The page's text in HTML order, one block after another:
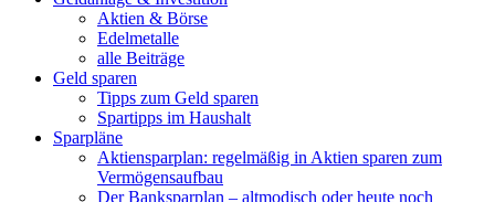
Aktien & Börse
Edelmetalle
alle Beiträge
Geld sparen
Tipps zum Geld sparen
Spartipps im Haushalt
Sparpläne
Aktiensparplan: regelmäßig in Aktien sparen zum
Vermögensaufbau
Der Banksparplan – altmodisch oder heute noch